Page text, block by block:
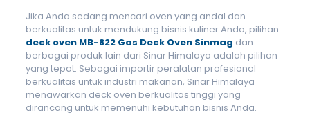
Jika Anda sedang mencari oven yang andal dan
berkualitas untuk mendukung bisnis kuliner Anda, pilihan
deck oven MB-822 Gas Deck Oven Sinmag dan
berbagai produk lain dari Sinar Himalaya adalah pilihan
yang tepat. Sebagai importir peralatan profesional
berkualitas untuk industri makanan, Sinar Himalaya
menawarkan deck oven berkualitas tinggi yang
dirancang untuk memenuhi kebutuhan bisnis Anda.